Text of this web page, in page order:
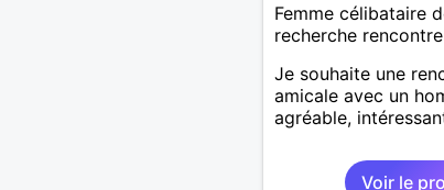
Femme célibataire
recherche
Je souhaite une
amicale avec un
agréable,
Voir le